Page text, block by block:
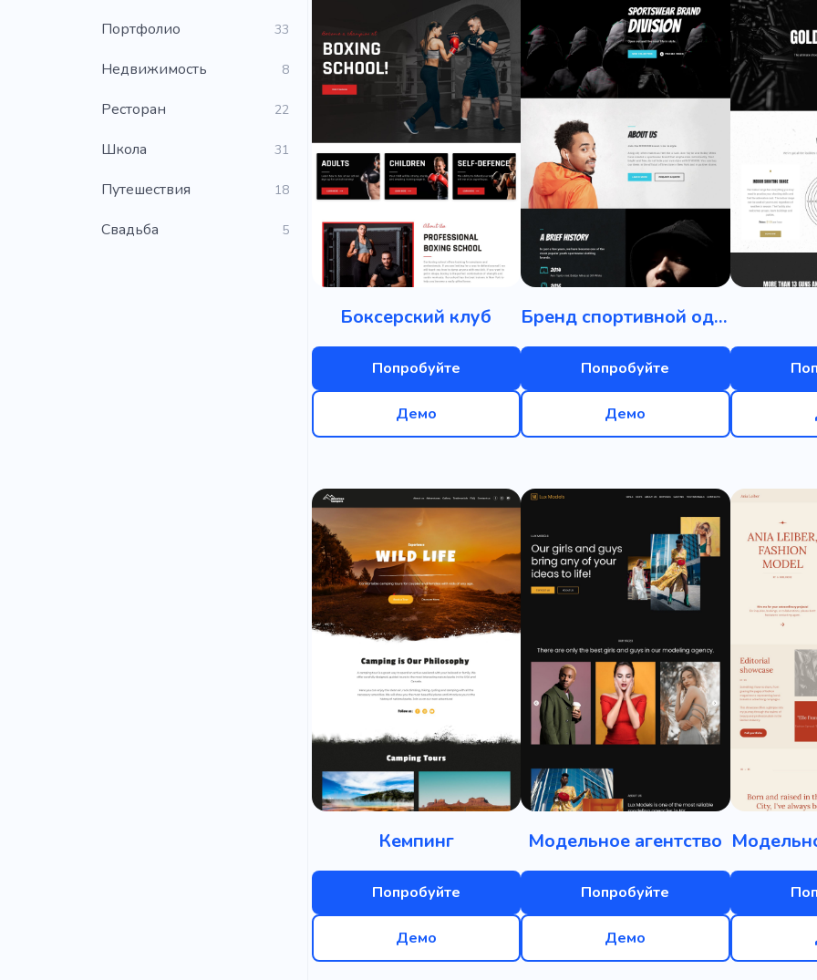
Портфолио 33
Недвижимость 8
Ресторан 22
Школа 31
Путешествия 18
Свадьба 5
Боксерский клуб
Попробуйте
Демо
Бренд спортивной одежды
Попробуйте
Демо
Кемпинг
Попробуйте
Демо
Модельное агентство
Попробуйте
Демо